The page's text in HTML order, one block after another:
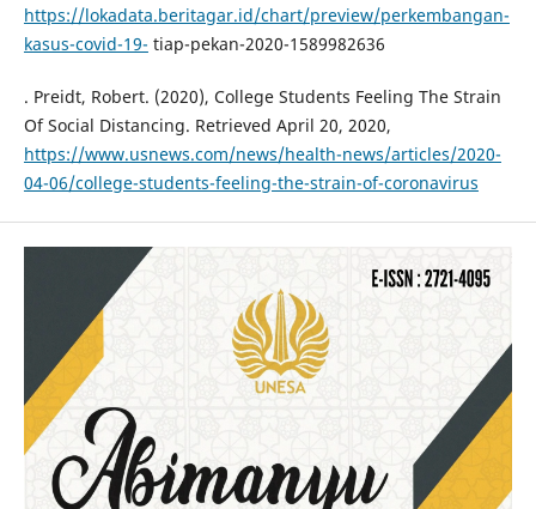
https://lokadata.beritagar.id/chart/preview/perkembangan-
kasus-covid-19- tiap-pekan-2020-1589982636
. Preidt, Robert. (2020), College Students Feeling The Strain
Of Social Distancing. Retrieved April 20, 2020,
https://www.usnews.com/news/health-news/articles/2020-
04-06/college-students-feeling-the-strain-of-coronavirus